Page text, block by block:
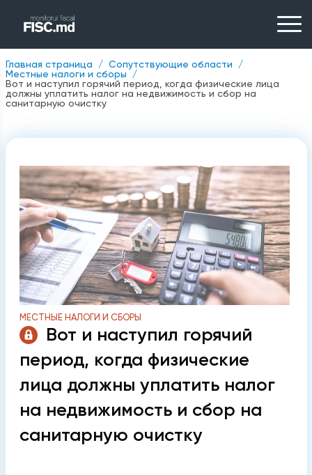
Главная страница
Сопутствующие области
Местные налоги и сборы
Вот и наступил горячий период, когда физические лица
должны уплатить налог на недвижимость и сбор на
санитарную очистку
МЕСТНЫЕ НАЛОГИ И СБОРЫ
Вот и наступил горячий
период, когда физические
лица должны уплатить налог
на недвижимость и сбор на
санитарную очистку